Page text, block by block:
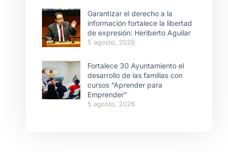
Garantizar el derecho a la
información fortalece la libertad
de expresión: Heriberto Aguilar
5 agosto, 2026
Fortalece 30 Ayuntamiento el
desarrollo de las familias con
cursos “Aprender para
Emprender”
5 agosto, 2026